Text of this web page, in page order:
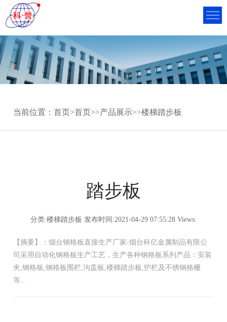
当前位置：首页>首页>>产品展示>>楼梯踏步板
踏步板
分类:楼梯踏步板 发布时间:2021-04-29 07:55:28 Views:
【摘要】：烟台钢格板直接生产厂家-烟台科亿金属制品有限公
司采用自动化钢格板生产工艺，生产各种钢格板系列产品：安装
夹,钢格板,钢格板围栏,沟盖板,楼梯踏步板,护栏及不锈钢格栅
等...